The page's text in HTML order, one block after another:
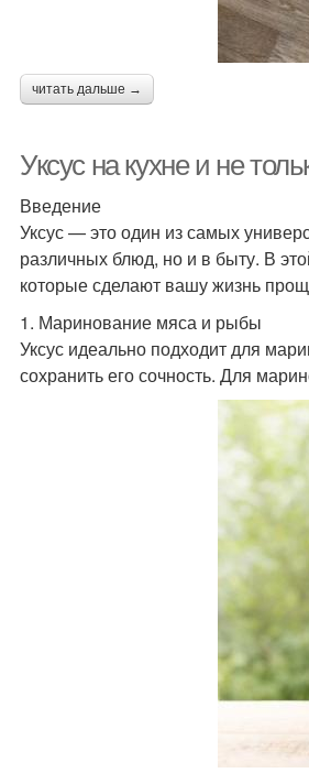
читать дальше →
Уксус на кухне и не
Введение
Уксус — это один из самых
различных блюд, но и в быту. В
которые сделают вашу жизнь
1. Маринование мяса и рыбы
Уксус идеально подходит для
сохранить его сочность. Для